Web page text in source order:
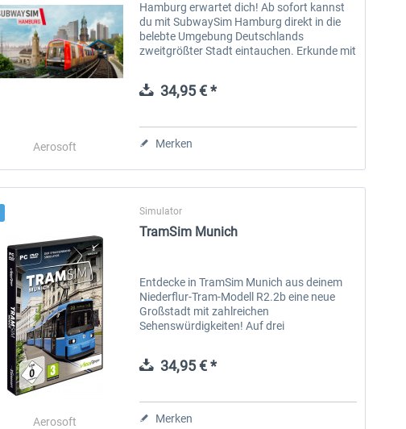
SubwaySim 2 - Hamburg
Vehicle DLC: Akkulok AL1
17,99 € *
TramSim - Der Straßenbahn-
34,99 € *
Aerosoft
Hamburg erwartet dich! Ab sofort kannst
du mit SubwaySim Hamburg direkt in die
belebte Umgebung Deutschlands
zweitgrößter Stadt eintauchen. Erkunde mit
Doppeltriebwagen DT5 auf über 20
Kilometer Strecke...
34,95 € *
Merken
Aerosoft
Simulator
TramSim Munich
Entdecke in TramSim Munich aus deinem
Niederflur-Tram-Modell R2.2b eine neue
Großstadt mit zahlreichen
Sehenswürdigkeiten! Auf drei
bayrischen...
34,95 € *
Merken